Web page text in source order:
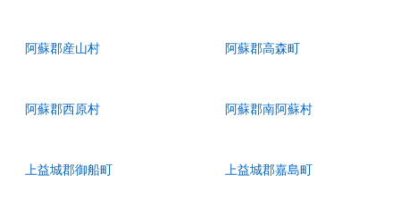
阿蘇郡産山村 阿蘇郡高森町
阿蘇郡西原村 阿蘇郡南阿蘇村
上益城郡御船町 上益城郡嘉島町